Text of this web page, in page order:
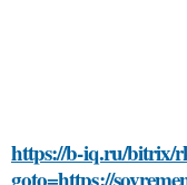
https://b-iq.ru/bitrix/
goto=https://